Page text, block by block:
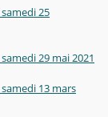
25
29 mai 2021
13 mars